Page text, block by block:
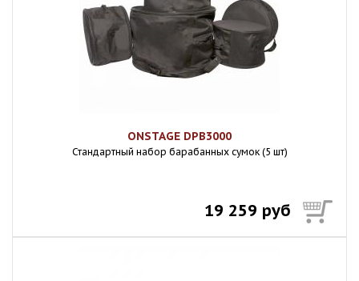
ONSTAGE DPB3000
Стандартный набор барабанных сумок (5 шт)
19 259 руб